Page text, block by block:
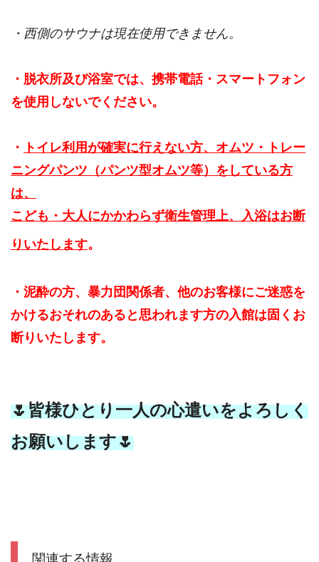
・西側のサウナは現在使用できません。
・脱衣所及び浴室では、携帯電話・スマートフォン
を使用しないでください。
・
トイレ利用が確実に行えない方、オムツ・トレー
ニングパンツ（パンツ型オムツ等）をしている方
は、
こども・大人にかかわらず衛生管理上、入浴はお断
りいたします。
・泥酔の方、暴力団関係者、他のお客様にご迷惑を
かけるおそれのあると思われます方の入館は固くお
断りいたします。
🌷皆様ひとり一人の心遣いをよろしく
お願いします🌷